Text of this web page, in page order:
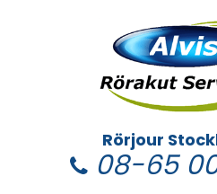
Rörjour
08-65